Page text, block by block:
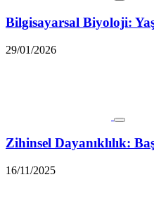
Bilgisayarsal Biyoloji:
29/01/2026
Zihinsel Dayanıklılık:
16/11/2025